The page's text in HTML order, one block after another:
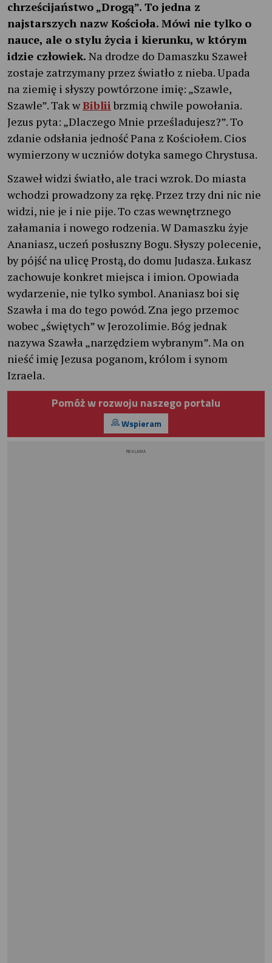
chrześcijaństwo „Drogą”. To jedna z
najstarszych nazw Kościoła. Mówi nie tylko o
nauce, ale o stylu życia i kierunku, w którym
idzie człowiek. Na drodze do Damaszku Szaweł
zostaje zatrzymany przez światło z nieba. Upada
na ziemię i słyszy powtórzone imię: „Szawle,
Szawle”. Tak wBibliibrzmią chwile powołania.
Jezus pyta: „Dlaczego Mnie prześladujesz?”. To
zdanie odsłania jedność Pana z Kościołem. Cios
wymierzony w uczniów dotyka samego Chrystusa.
Szaweł widzi światło, ale traci wzrok. Do miasta
wchodzi prowadzony za rękę. Przez trzy dni nic nie
widzi, nie je i nie pije. To czas wewnętrznego
załamania i nowego rodzenia. W Damaszku żyje
Ananiasz, uczeń posłuszny Bogu. Słyszy polecenie,
by pójść na ulicę Prostą, do domu Judasza. Łukasz
zachowuje konkret miejsca i imion. Opowiada
wydarzenie, nie tylko symbol. Ananiasz boi się
Szawła i ma do tego powód. Zna jego przemoc
wobec „świętych” w Jerozolimie. Bóg jednak
nazywa Szawła „narzędziem wybranym”. Ma on
nieść imię Jezusa poganom, królom i synom
Izraela.
Pomóż w rozwoju naszego portalu
Wspieram
REKLAMA